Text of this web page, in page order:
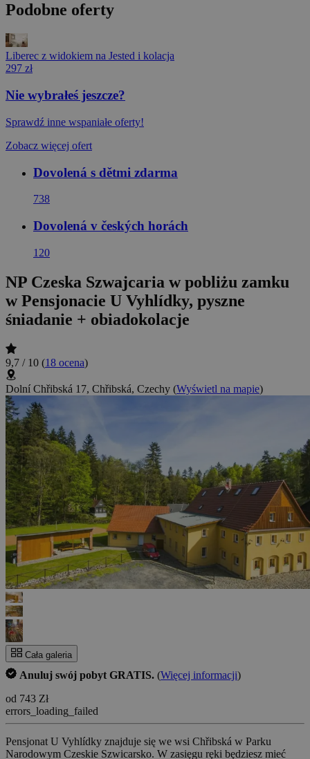
Podobne oferty
Liberec z widokiem na Jested i kolacja
297 zł
Nie wybrałeś jeszcze?
Sprawdź inne wspaniałe oferty!
Zobacz więcej ofert
Dovolená s dětmi zdarma
738
Dovolená v českých horách
120
NP Czeska Szwajcaria w pobliżu zamku
w Pensjonacie U Vyhlídky, pyszne
śniadanie + obiadokolacje
9,7 / 10 (18 ocena)
Dolní Chřibská 17, Chřibská, Czechy (Wyświetl na mapie)
Cała galeria
Anuluj swój pobyt GRATIS. (Więcej informacji)
od 743 Zł
errors_loading_failed
Pensjonat U Vyhlídky znajduje się we wsi Chřibská w Parku
Narodowym Czeskie Szwicarsko. W zasięgu ręki będziesz mieć